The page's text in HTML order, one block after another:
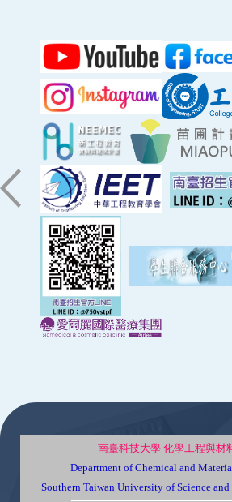
南臺科技大學 化學工程與材
Department of Chemical and
Southern Taiwan University of Science